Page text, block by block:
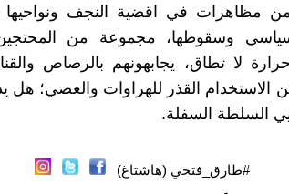
من مظاهرات في اقضية النجف
وسقوطها، مجموعة من
لا تطاق، يجابهونهم بالرصاص
الاستخدام القذر للهراوات والعصي؛ هل
السلطة السفلة.
#طارق_فتحي (هاشتاغ)